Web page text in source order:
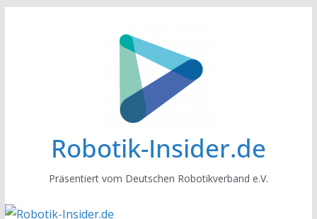
Robotik-Insider.de
Präsentiert vom Deutschen Robotikverband e.V.